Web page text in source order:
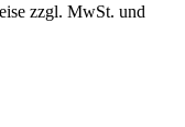
zzgl. MwSt. und